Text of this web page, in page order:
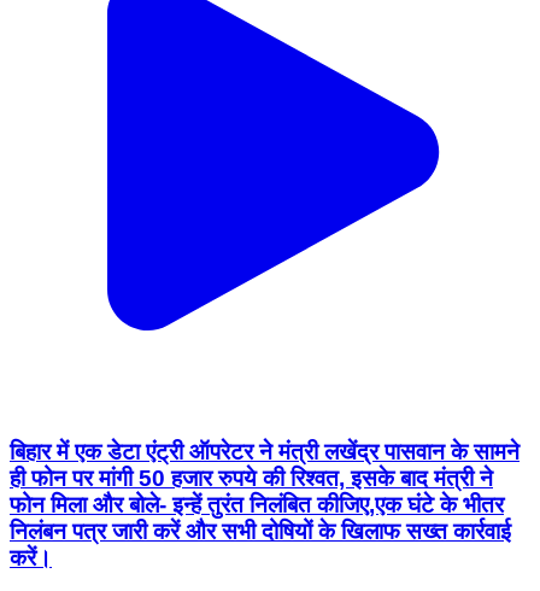
बिहार में एक डेटा एंट्री ऑपरेटर ने मंत्री लखेंद्र पासवान के सामने
ही फोन पर मांगी 50 हजार रुपये की रिश्वत, इसके बाद मंत्री ने
फोन मिला और बोले- इन्हें तुरंत निलंबित कीजिए,एक घंटे के भीतर
निलंबन पत्र जारी करें और सभी दोषियों के खिलाफ सख्त कार्रवाई
करें।